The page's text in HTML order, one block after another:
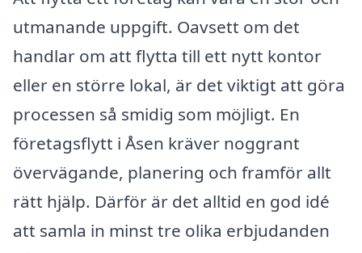
utmanande uppgift. Oavsett om det
handlar om att flytta till ett nytt kontor
eller en större lokal, är det viktigt att göra
processen så smidig som möjligt. En
företagsflytt i Åsen kräver noggrant
övervägande, planering och framför allt
rätt hjälp. Därför är det alltid en god idé
att samla in minst tre olika erbjudanden